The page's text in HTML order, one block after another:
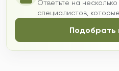
Ответьте на
специалистов,
Подобрать